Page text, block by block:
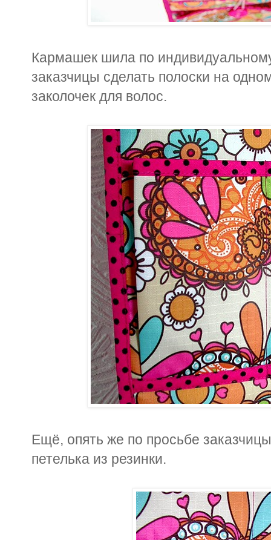
Кармашек шила по
заказчицы сделать полоски на
заколочек для волос.
Ещё, опять же по просьбе
петелька из резинки.